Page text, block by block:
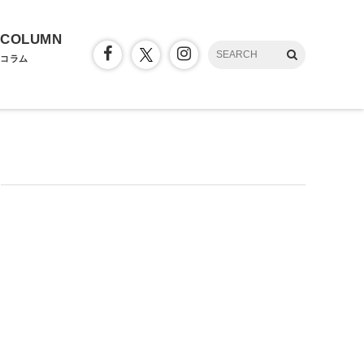
COLUMN
コラム